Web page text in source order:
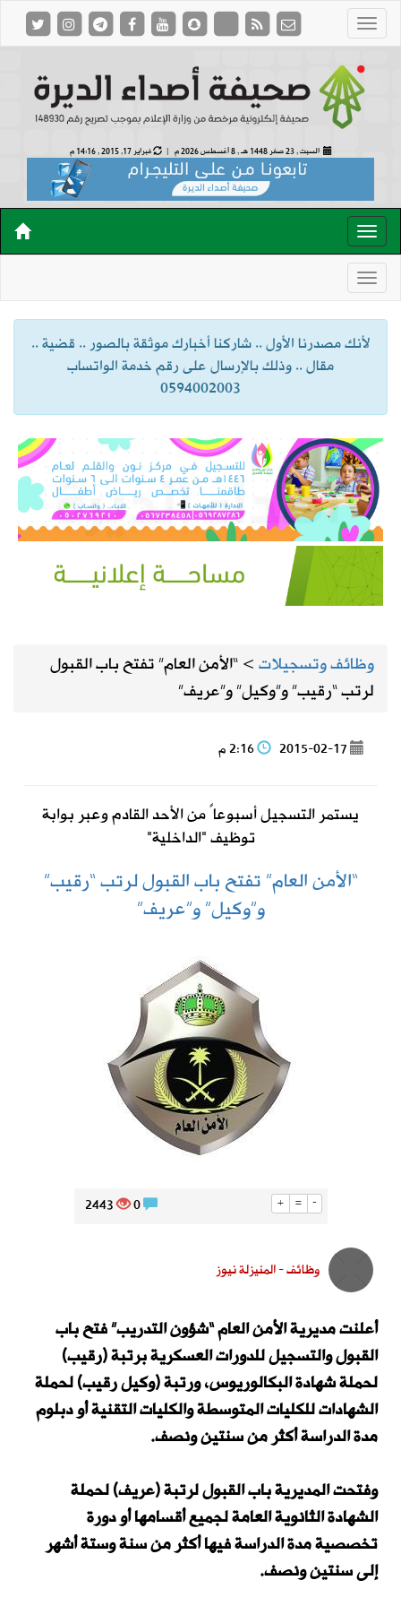
السبت , 23 صفر 1448 هـ , 8 أغسطس 2026 م | فبراير 17, 2015 , 14:16 م
لأنك مصدرنا الأول .. شاركنا أخبارك موثقة بالصور .. قضية ..
مقال .. وذلك بالإرسال على رقم خدمة الواتساب
0594002003
وظائف وتسجيلات>“الأمن العام” تفتح باب القبول
لرتب “رقيب” و”وكيل” و”عريف”
2015-02-17
يستمر التسجيل أسبوعاً من الأحد القادم وعبر بوابة
توظيف "الداخلية"
“الأمن العام” تفتح باب القبول لرتب “رقيب”
و”وكيل” و”عريف”
+ = -
0
2443
وظائف - المنيزلة نيوز
أعلنت مديرية الأمن العام “شؤون التدريب” فتح باب
القبول والتسجيل للدورات العسكرية برتبة (رقيب)
لحملة شهادة البكالوريوس، ورتبة (وكيل رقيب) لحملة
الشهادات للكليات المتوسطة والكليات التقنية أو دبلوم
مدة الدراسة أكثر من سنتين ونصف.
وفتحت المديرية باب القبول لرتبة (عريف) لحملة
الشهادة الثانوية العامة لجميع أقسامها أو دورة
تخصصية مدة الدراسة فيها أكثر من سنة وستة أشهر
إلى سنتين ونصف.